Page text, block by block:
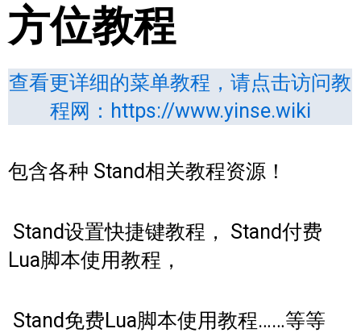
方位教程
查看更详细的菜单教程，请点击访问教
程网：https://www.yinse.wiki
包含各种 Stand相关教程资源！
Stand设置快捷键教程， Stand付费
Lua脚本使用教程，
Stand免费Lua脚本使用教程……等等